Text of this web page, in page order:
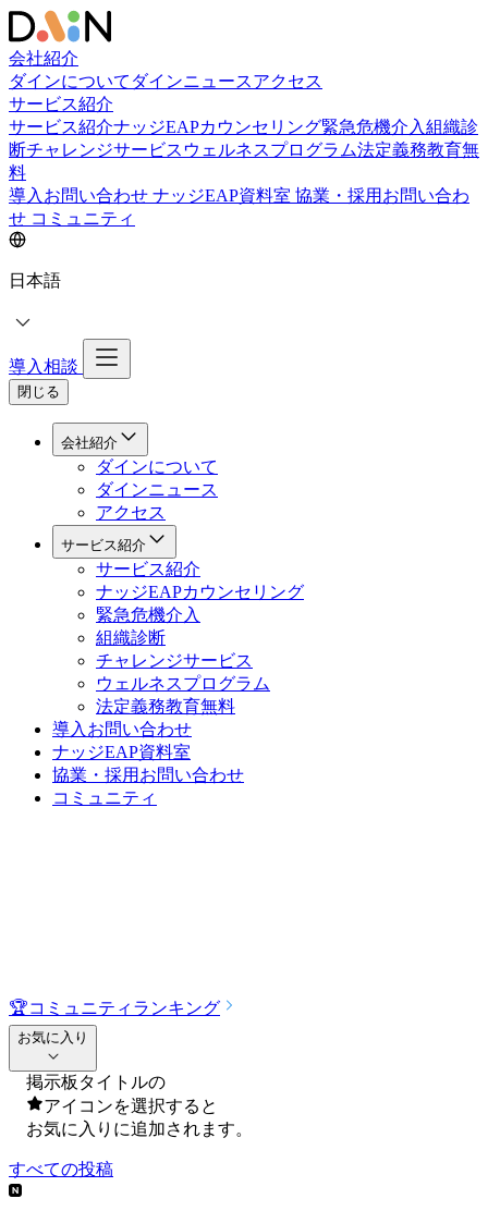
会社紹介
ダインについて ダインニュースアクセス
サービス紹介
サービス紹介ナッジEAPカウンセリング緊急危機介入組織診
断チャレンジサービス ウェルネスプログラム法定義務教育無
料
導入お問い合わせ ナッジEAP資料室 協業・採用お問い合わ
せ コミュニティ
日本語
導入相談
閉じる
会社紹介
ダインについて
ダインニュース
アクセス
サービス紹介
サービス紹介
ナッジEAPカウンセリング
緊急危機介入
組織診断
チャレンジサービス
ウェルネスプログラム
法定義務教育無料
導入お問い合わせ
ナッジEAP資料室
協業・採用お問い合わせ
コミュニティ
🏆コミュニティランキング
お気に入り
掲示板タイトルの
アイコンを選択すると
お気に入りに追加されます。
すべての投稿